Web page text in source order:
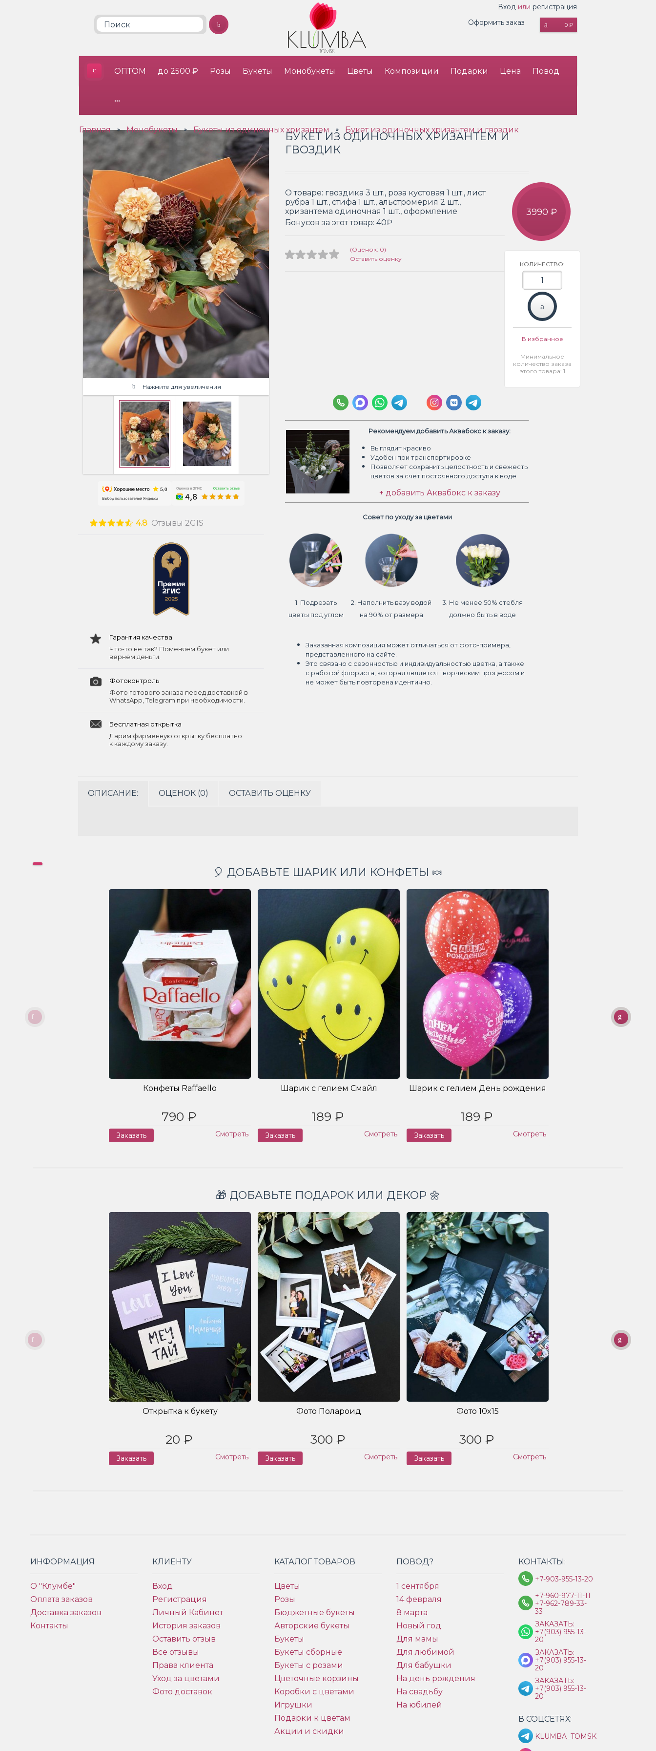
Вход или регистрация
0 ₽
Оформить заказ
ОПТОМ до 2500 ₽ Розы Букеты Монобукеты Цветы Композиции Подарки Цена Повод
•••
Главная » Монобукеты » Букеты из одиночных хризантем » Букет из одиночных хризантем и гвоздик
Нажмите для увеличения
4.8 Отзывы 2GIS
Гарантия качества
Что-то не так? Поменяем букет или
вернём деньги.
Фотоконтроль
Фото готового заказа перед доставкой в
WhatsApp, Telegram при необходимости.
Бесплатная открытка
Дарим фирменную открытку бесплатно
к каждому заказу.
БУКЕТ ИЗ ОДИНОЧНЫХ ХРИЗАНТЕМ И
ГВОЗДИК
О товаре: гвоздика 3 шт., роза кустовая 1 шт., лист
рубра 1 шт., стифа 1 шт., альстромерия 2 шт.,
хризантема одиночная 1 шт., оформление
Бонусов за этот товар: 40₽
(Оценок: 0)
Оставить оценку
3990 ₽
КОЛИЧЕСТВО:
В избранное
Минимальное
количество заказа
этого товара: 1
Рекомендуем добавить Аквабокс к заказу:
Выглядит красиво
Удобен при транспортировке
Позволяет сохранить целостность и свежесть
цветов за счет постоянного доступа к воде
+ добавить Аквабокс к заказу
Совет по уходу за цветами
1. Подрезать
цветы под углом
2. Наполнить вазу водой
на 90% от размера
3. Не менее 50% стебля
должно быть в воде
Заказанная композиция может отличаться от фото-примера,
представленного на сайте.
Это связано с сезонностью и индивидуальностью цветка, а также
с работой флориста, которая является творческим процессом и
не может быть повторена идентично.
ОПИСАНИЕ: ОЦЕНОК (0) ОСТАВИТЬ ОЦЕНКУ
🎈 ДОБАВЬТЕ ШАРИК ИЛИ КОНФЕТЫ 🍬
Конфеты Raffaello
790 ₽
Заказать Смотреть
Шарик с гелием Смайл
189 ₽
Заказать Смотреть
Шарик с гелием День рождения
189 ₽
Заказать Смотреть
🎁 ДОБАВЬТЕ ПОДАРОК ИЛИ ДЕКОР 🌼
Открытка к букету
20 ₽
Заказать Смотреть
Фото Полароид
300 ₽
Заказать Смотреть
Фото 10x15
300 ₽
Заказать Смотреть
ИНФОРМАЦИЯ
О "Клумбе"
Оплата заказов
Доставка заказов
Контакты
КЛИЕНТУ
Вход
Регистрация
Личный Кабинет
История заказов
Оставить отзыв
Все отзывы
Права клиента
Уход за цветами
Фото доставок
КАТАЛОГ ТОВАРОВ
Цветы
Розы
Бюджетные букеты
Авторские букеты
Букеты
Букеты сборные
Букеты с розами
Цветочные корзины
Коробки с цветами
Игрушки
Подарки к цветам
Акции и скидки
ПОВОД?
1 сентября
14 февраля
8 марта
Новый год
Для мамы
Для любимой
Для бабушки
На день рождения
На свадьбу
На юбилей
КОНТАКТЫ:
+7-903-955-13-20
+7-960-977-11-11
+7-962-789-33-
33
ЗАКАЗАТЬ:
+7(903) 955-13-
20
ЗАКАЗАТЬ:
+7(903) 955-13-
20
ЗАКАЗАТЬ:
+7(903) 955-13-
20
В СОЦСЕТЯХ:
KLUMBA_TOMSK